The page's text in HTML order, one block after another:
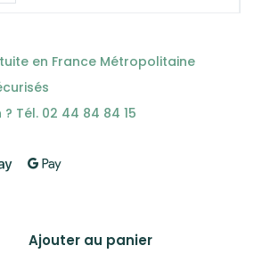
en France Métropolitaine
Tél. 02 44 84 84 15
Ajouter au panier